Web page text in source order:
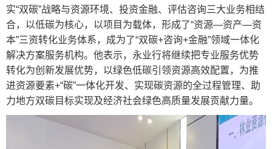
实“双碳”战略与资源环境、投资金融、评估咨询三大业务相结
合，以低碳为核心，以项目为载体，形成了“资源—资产—资
本”三资转化业务体系，成为了“双碳+咨询+金融”领域一体化
解决方案服务机构。他表示，永业行将继续把专业服务优势
转化为创新发展优势，以绿色低碳引领资源高效配置，为推
进资源要素+“碳”一体化开发、实现碳资源的全过程管理、助
力地方双碳目标实现及经济社会绿色高质量发展贡献力量。